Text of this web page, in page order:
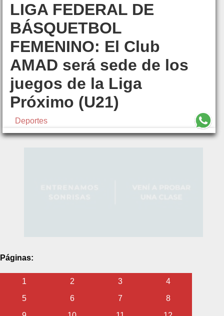
LIGA FEDERAL DE
BÁSQUETBOL
FEMENINO: El Club
AMAD será sede de los
juegos de la Liga
Próximo (U21)
Deportes
Páginas:
1 2 3
4
5
6 7
8